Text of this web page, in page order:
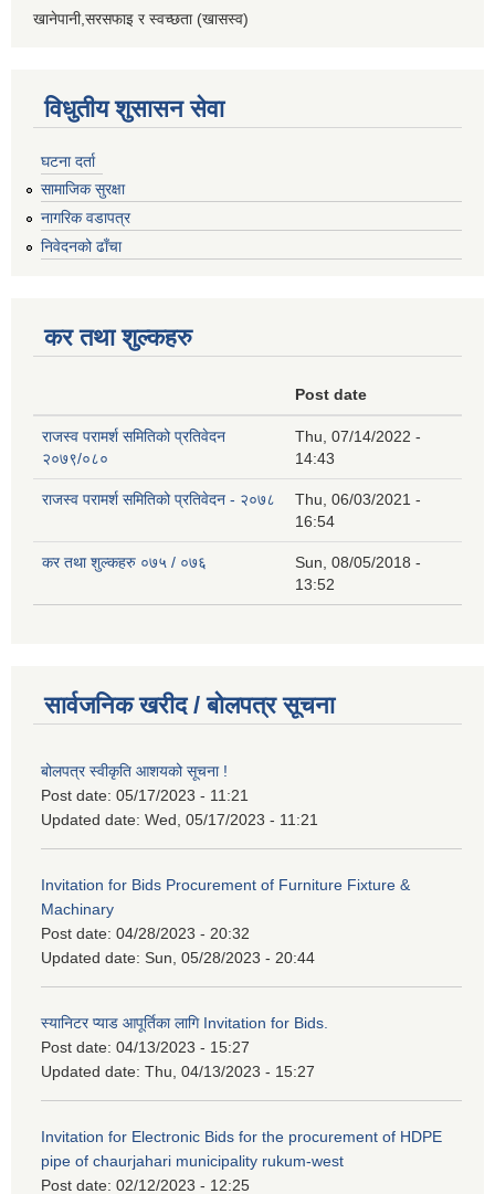
खानेपानी,सरसफाइ र स्वच्छता (खासस्व)
विधुतीय शुसासन सेवा
घटना दर्ता
सामाजिक सुरक्षा
नागरिक वडापत्र
निवेदनको ढाँचा
कर तथा शुल्कहरु
Post date
राजस्व परामर्श समितिको प्रतिवेदन
२०७९/०८०
Thu, 07/14/2022 -
14:43
राजस्व परामर्श समितिको प्रतिवेदन - २०७८
Thu, 06/03/2021 -
16:54
कर तथा शुल्कहरु ०७५ / ०७६
Sun, 08/05/2018 -
13:52
सार्वजनिक खरीद / बोलपत्र सूचना
बोलपत्र स्वीकृति आशयको सूचना !
Post date: 05/17/2023 - 11:21
Updated date: Wed, 05/17/2023 - 11:21
Invitation for Bids Procurement of Furniture Fixture &
Machinary
Post date: 04/28/2023 - 20:32
Updated date: Sun, 05/28/2023 - 20:44
स्यानिटर प्याड आपूर्तिका लागि Invitation for Bids.
Post date: 04/13/2023 - 15:27
Updated date: Thu, 04/13/2023 - 15:27
Invitation for Electronic Bids for the procurement of HDPE
pipe of chaurjahari municipality rukum-west
Post date: 02/12/2023 - 12:25